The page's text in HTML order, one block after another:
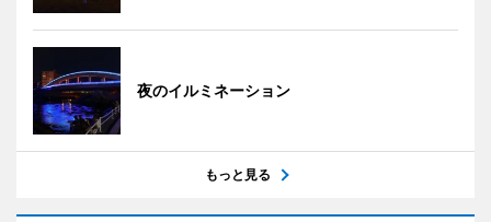
夜のイルミネーション
もっと見る